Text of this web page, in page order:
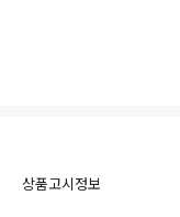
상품고시정보